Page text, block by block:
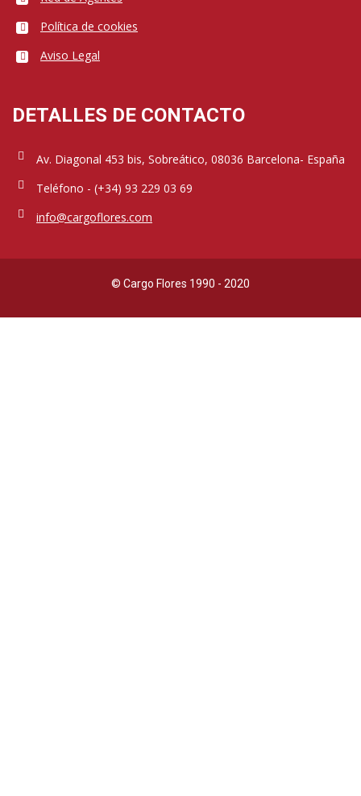
Política de cookies
Aviso Legal
DETALLES DE CONTACTO
Av. Diagonal 453 bis, Sobreático, 08036 Barcelona- España
Teléfono - (+34) 93 229 03 69
info@cargoflores.com
© Cargo Flores 1990 - 2020